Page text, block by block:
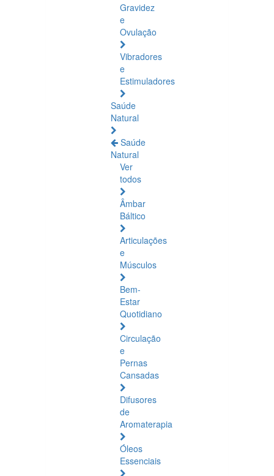
Gravidez
e
Ovulação
Vibradores
e
Estimuladores
Saúde
Natural
Saúde
Natural
Ver
todos
Âmbar
Báltico
Articulações
e
Músculos
Bem-
Estar
Quotidiano
Circulação
e
Pernas
Cansadas
Difusores
de
Aromaterapia
Óleos
Essenciais